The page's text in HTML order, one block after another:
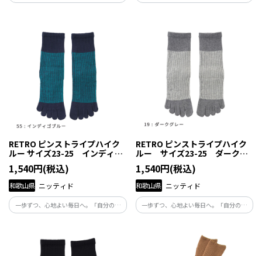
と向き合い、自分らしくくらしたい」と
と向き合い、自分らしくくらしたい」と
RETRO ピンストライプハイク
ルー サイズ23-25 インディゴ
ブルー
1,540円(税込)
和歌山県 ニッティド
一歩ずつ、心地よい毎日へ。「自分の体
と向き合い、自分らしくくらしたい」と
元から健康を支える商品です。
RETRO ピンストライプハイク
ルー サイズ23-25 ダークグ
レー
1,540円(税込)
和歌山県 ニッティド
一歩ずつ、心地よい毎日へ。「自分の体
と向き合い、自分らしくくらしたい」と
元から健康を支える商品です。